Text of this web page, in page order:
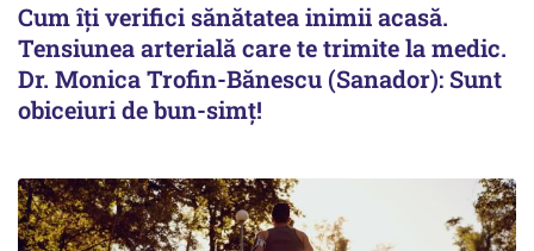
Cum îți verifici sănătatea inimii acasă.
Tensiunea arterială care te trimite la medic.
Dr. Monica Trofin-Bănescu (Sanador): Sunt
obiceiuri de bun-simț!